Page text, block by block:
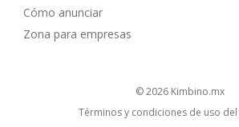
Cómo anunciar
Zona para empresas
© 2026 kimbino.mx
Términos y condiciones de uso